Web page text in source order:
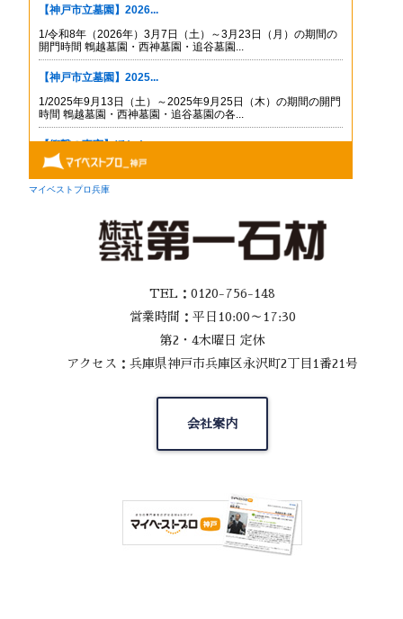
TEL：0120-756-148
営業時間：平日10:00～17:30
第2・4木曜日 定休
アクセス：兵庫県神戸市兵庫区永沢町2丁目1番21号
会社案内